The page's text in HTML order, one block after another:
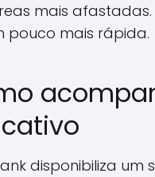
mais
pouco mais rápida.
disponibiliza